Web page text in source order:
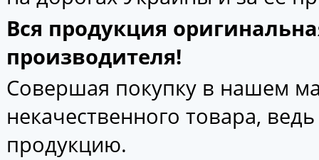
Вся продукция
производителя!
Совершая покупку в нашем
некачественного товара,
продукцию.